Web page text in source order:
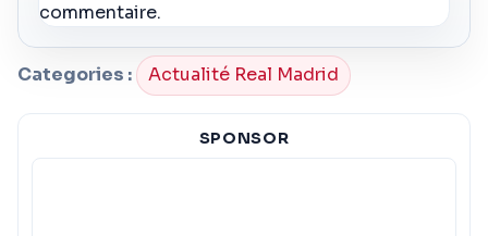
commentaire.
Categories : Actualité Real Madrid
SPONSOR